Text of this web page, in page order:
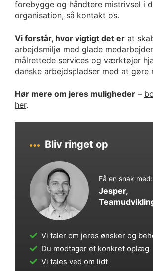
forebygge og håndtere mistrivsel i
organisation, så kontakt os.
Vi forstår, hvor vigtigt det er at
arbejdsmiljø med glade
målrettede services og værktøjer
danske arbejdspladser med at gøre
Hør mere om jeres muligheder –
her.
Bliv ringet op
Få en snak med:
Jesper,
Vi taler om jeres ønsker og
Du modtager et konkret oplæg
Vi tales ved om lidt